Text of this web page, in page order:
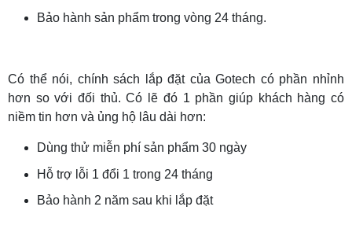
Bảo hành sản phẩm trong vòng 24 tháng.
Có thể nói, chính sách lắp đặt của Gotech có phần nhỉnh
hơn so với đối thủ. Có lẽ đó 1 phần giúp khách hàng có
niềm tin hơn và ủng hộ lâu dài hơn:
Dùng thử miễn phí sản phẩm 30 ngày
Hỗ trợ lỗi 1 đổi 1 trong 24 tháng
Bảo hành 2 năm sau khi lắp đặt